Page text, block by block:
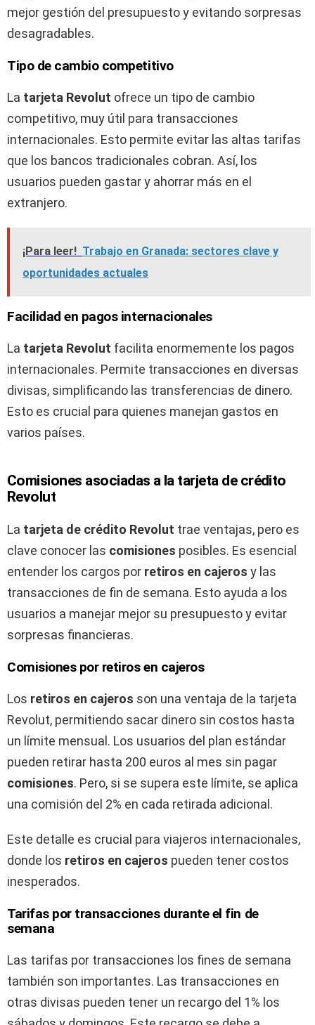
mejor gestión del presupuesto y evitando sorpresas
desagradables.
Tipo de cambio competitivo
La tarjeta Revolut ofrece un tipo de cambio
competitivo, muy útil para transacciones
internacionales. Esto permite evitar las altas tarifas
que los bancos tradicionales cobran. Así, los
usuarios pueden gastar y ahorrar más en el
extranjero.
¡Para leer! Trabajo en Granada: sectores clave y
oportunidades actuales
Facilidad en pagos internacionales
La tarjeta Revolut facilita enormemente los pagos
internacionales. Permite transacciones en diversas
divisas, simplificando las transferencias de dinero.
Esto es crucial para quienes manejan gastos en
varios países.
Comisiones asociadas a la tarjeta de crédito
Revolut
La tarjeta de crédito Revolut trae ventajas, pero es
clave conocer las comisiones posibles. Es esencial
entender los cargos por retiros en cajeros y las
transacciones de fin de semana. Esto ayuda a los
usuarios a manejar mejor su presupuesto y evitar
sorpresas financieras.
Comisiones por retiros en cajeros
Los retiros en cajeros son una ventaja de la tarjeta
Revolut, permitiendo sacar dinero sin costos hasta
un límite mensual. Los usuarios del plan estándar
pueden retirar hasta 200 euros al mes sin pagar
comisiones. Pero, si se supera este límite, se aplica
una comisión del 2% en cada retirada adicional.
Este detalle es crucial para viajeros internacionales,
donde los retiros en cajeros pueden tener costos
inesperados.
Tarifas por transacciones durante el fin de
semana
Las tarifas por transacciones los fines de semana
también son importantes. Las transacciones en
otras divisas pueden tener un recargo del 1% los